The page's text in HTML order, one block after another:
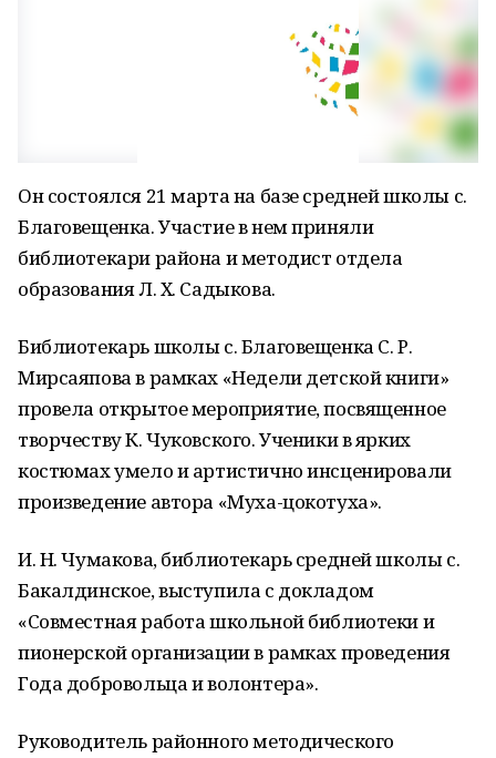
Он состоялся 21 марта на базе средней школы с.
Благовещенка. Участие в нем приняли
библиотекари района и методист отдела
образования Л. Х. Садыкова.
Библиотекарь школы с. Благовещенка С. Р.
Мирсаяпова в рамках «Недели детской книги»
провела открытое мероприятие, посвященное
творчеству К. Чуковского. Ученики в ярких
костюмах умело и артистично инсценировали
произведение автора «Муха-цокотуха».
И. Н. Чумакова, библиотекарь средней школы с.
Бакалдинское, выступила с докладом
«Совместная работа школьной библиотеки и
пионерской организации в рамках проведения
Года добровольца и волонтера».
Руководитель районного методического